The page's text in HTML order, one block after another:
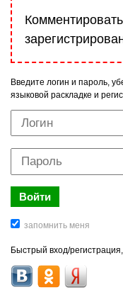
Введите логин и пароль,
языковой раскладке и
Быстрый вход/